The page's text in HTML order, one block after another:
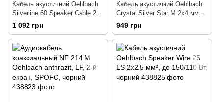
Кабель акустичний Oehlbach
Silverline 60 Speaker Cable 2х6
мм², SPOFC, до 300 Вт
1 092 грн
Кабель акустичний Oehlbach
Crystal Silver Star M 2х4 мм2,
SPOFC, до 200 Вт
949 грн